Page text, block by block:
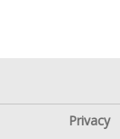
Privacy